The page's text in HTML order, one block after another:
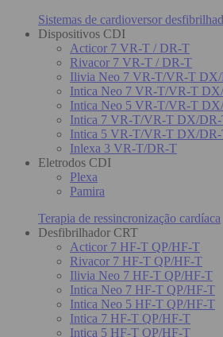
Sistemas de cardioversor
Dispositivos CDI
Acticor 7 VR-T / DR-T
Rivacor 7 VR-T / DR-T
Ilivia Neo 7 VR-T/VR-T
Intica Neo 7 VR-T/VR-T
Intica Neo 5 VR-T/VR-T
Intica 7 VR-T/VR-T DX/
Intica 5 VR-T/VR-T DX/
Inlexa 3 VR-T/DR-T
Eletrodos CDI
Plexa
Pamira
Terapia de ressincronização cardíaca
Desfibrilhador CRT
Acticor 7 HF-T QP/HF-T
Rivacor 7 HF-T QP/HF-T
Ilivia Neo 7 HF-T QP/HF-T
Intica Neo 7 HF-T QP/HF-T
Intica Neo 5 HF-T QP/HF-T
Intica 7 HF-T QP/HF-T
Intica 5 HF-T QP/HF-T